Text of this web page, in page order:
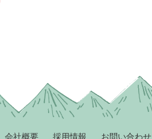
会社概要 採用情報 お問い合わせ